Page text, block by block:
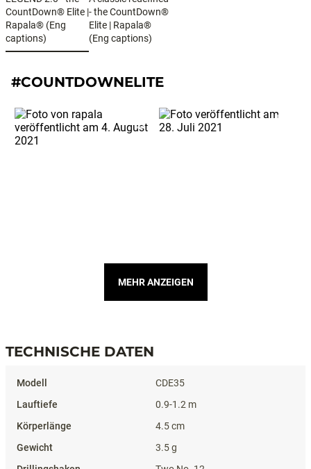
CountDown® Elite |
Rapala® (Eng
captions)
- the CountDown®
Elite | Rapala®
(Eng captions)
#COUNTDOWNELITE
MEHR ANZEIGEN
TECHNISCHE DATEN
CDE35
0.9-1.2 m
4.5 cm
3.5 g